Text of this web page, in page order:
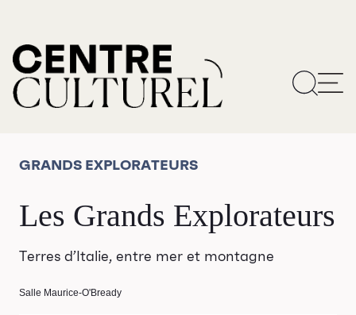
GRANDS EXPLORATEURS
Les Grands Explorateurs
Terres d’Italie, entre mer et montagne
Salle Maurice-O'Bready